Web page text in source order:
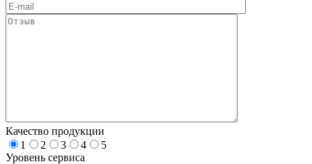
Качество продукции
1
2 3 4
5
Уровень сервиса